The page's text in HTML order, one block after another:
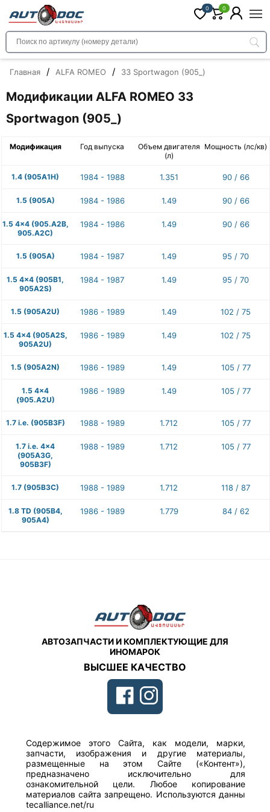
0 0
Главная / ALFA ROMEO / 33 Sportwagon (905_)
Модификации ALFA ROMEO 33
Sportwagon (905_)
Модификация Год выпуска
Объем двигателя
(л)
Мощность (лс/кв)
1.4 (905A1H) 1984 - 1988 1.351 90 / 66
1.5 (905A) 1984 - 1986 1.49 90 / 66
1.5 4x4 (905.A2B,
905.A2C)
1984 - 1986 1.49 90 / 66
1.5 (905A) 1984 - 1987 1.49 95 / 70
1.5 4x4 (905B1,
905A2S)
1984 - 1987 1.49 95 / 70
1.5 (905A2U) 1986 - 1989 1.49 102 / 75
1.5 4x4 (905A2S,
905A2U)
1986 - 1989 1.49 102 / 75
1.5 (905A2N) 1986 - 1989 1.49 105 / 77
1.5 4x4
(905.A2U)
1986 - 1989 1.49 105 / 77
1.7 i.e. (905B3F) 1988 - 1989 1.712 105 / 77
1.7 i.e. 4x4
(905A3G,
905B3F)
1988 - 1989 1.712 105 / 77
1.7 (905B3C) 1988 - 1989 1.712 118 / 87
1.8 TD (905B4,
905A4)
1986 - 1989 1.779 84 / 62
АВТОЗАПЧАСТИ И КОМПЛЕКТУЮЩИЕ ДЛЯ
ИНОМАРОК
ВЫСШЕЕ КАЧЕСТВО
Содержимое этого Сайта, как модели, марки,
запчасти, изображения и другие материалы,
размещенные на этом Сайте («Контент»),
предназначено исключительно для
ознакомительной цели. Любое копирование
материалов сайта запрещено. Используются данны
tecalliance.net/ru